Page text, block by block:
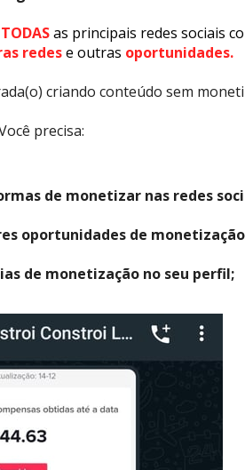
as principais redes sociais
redes e outras oportunidades.
criando conteúdo sem
precisa:
de monetizar nas redes
oportunidades de monetização
de monetização no seu perfil;